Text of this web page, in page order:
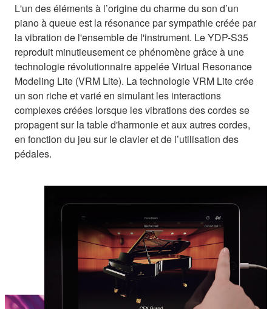
L'un des éléments à l’origine du charme du son d’un
piano à queue est la résonance par sympathie créée par
la vibration de l'ensemble de l'instrument. Le YDP-S35
reproduit minutieusement ce phénomène grâce à une
technologie révolutionnaire appelée Virtual Resonance
Modeling Lite (VRM Lite). La technologie VRM Lite crée
un son riche et varié en simulant les interactions
complexes créées lorsque les vibrations des cordes se
propagent sur la table d'harmonie et aux autres cordes,
en fonction du jeu sur le clavier et de l’utilisation des
pédales.